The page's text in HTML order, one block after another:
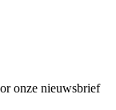
onze nieuwsbrief